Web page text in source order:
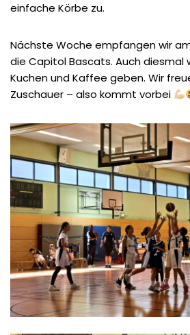
einfache Körbe zu.
Nächste Woche empfangen wir
die Capitol Bascats. Auch diesmal
Kuchen und Kaffee geben. Wir
Zuschauer – also kommt vorbei